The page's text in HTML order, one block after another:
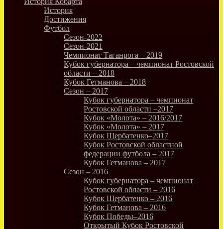
История
Достижения
Футбол
Сезон-2022
Сезон-2021
Чемпионат Таганрога – 2019
Кубок губернатора – чемпионат Ростовской
области – 2018
Кубок Гетманова – 2018
Сезон – 2017
Кубок губернатора – чемпионат
Ростовской области –2017
Кубок «Молота» – 2016/2017
Кубок «Молота» – 2017
Кубок Щербатенко–2017
Кубок Ростовской областной
федерации футбола – 2017
Кубок Гетманова – 2017
Сезон – 2016
Кубок губернатора – чемпионат
Ростовской области – 2016
Кубок Щербатенко – 2016
Кубок Гетманова – 2016
Кубок Победы–2016
Открытый Кубок Ростовской